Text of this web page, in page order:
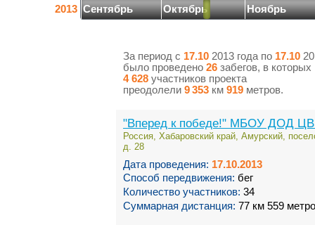
2013 Сентябрь Октябрь Ноябрь
За период с 17.10 2013 года по 17.10
было проведено 26 забегов, в которых
4 628 участников проекта
преодолели 9 353 км 919 метров.
"Вперед к победе!" МБОУ ДОД
Россия, Хабаровский край, Амурский,
д. 28
Дата проведения: 17.10.2013
Способ передвижения: бег
Количество участников: 34
Суммарная дистанция: 77 км 559